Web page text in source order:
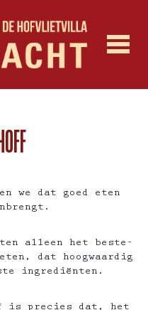
we dat goed eten
alleen het beste-
dat hoogwaardig
ingrediënten.
is precies dat, het